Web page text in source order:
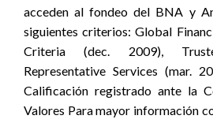
acceden al fondeo del BNA y
siguientes criterios: Global
Criteria (dec. 2009),
Representative Services (mar.
Calificación registrado ante la
Valores Para mayor información